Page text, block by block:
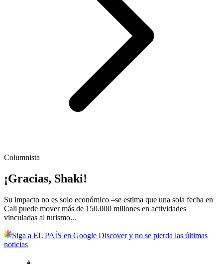
Columnista
¡Gracias, Shaki!
Su impacto no es solo económico –se estima que una sola fecha en
Cali puede mover más de 150.000 millones en actividades
vinculadas al turismo...
Siga a EL PAÍS en Google Discover y no se pierda las últimas
noticias